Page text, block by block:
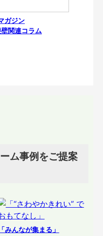
ガジン
関連コラム
ム事例をご提案
「みんなが集まる」